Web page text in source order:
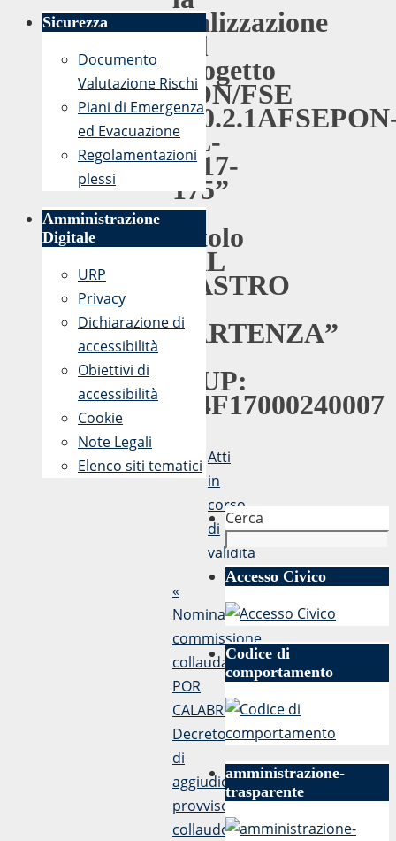
realizzazione
del
Progetto
PON/FSE
CL-
2017-
175”
–
Titolo
“AL
NASTRO
DI
PARTENZA”
CUP:
I34F17000240007
Atti
in
corso
di
validità
«
Nomina
commissione
collaudatore
POR
CALABRIA
Decreto
di
aggiudicazione
provvisoria
collaudo
Sicurezza
Documento
Valutazione Rischi
Piani di Emergenza
ed Evacuazione
Regolamentazioni
plessi
Amministrazione
Digitale
URP
Privacy
Dichiarazione di
accessibilità
Obiettivi di
accessibilità
Cookie
Note Legali
Elenco siti tematici
Cerca
Accesso Civico
Codice di
comportamento
amministrazione-
trasparente